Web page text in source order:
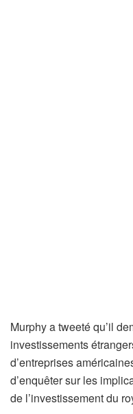
Murphy a tweeté qu’il
investissements
d’entreprises
d’enquêter sur les
de l’investissement du